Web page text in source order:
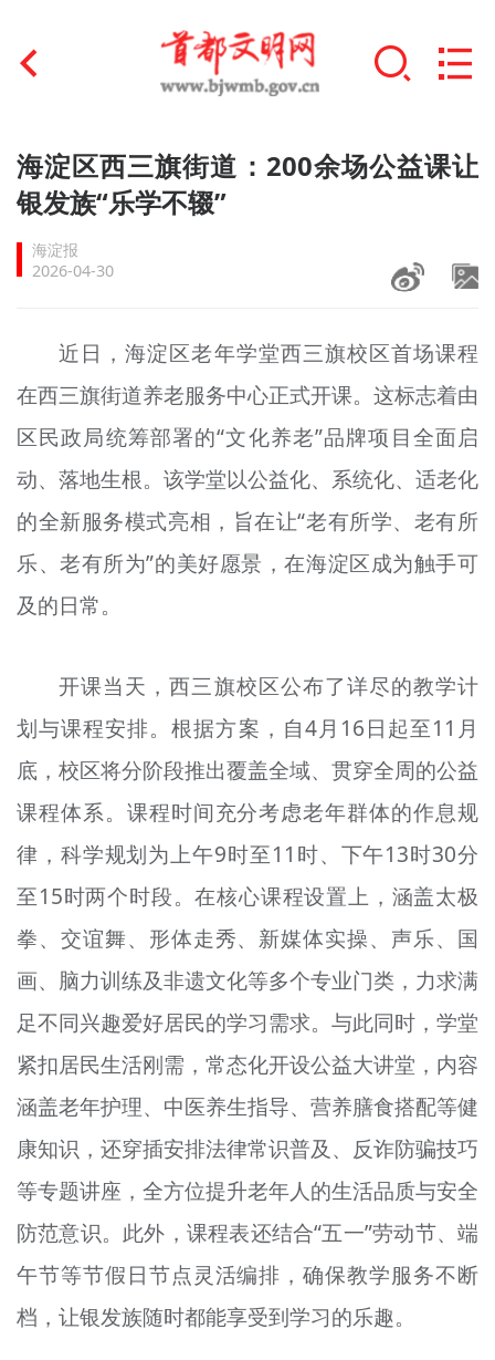
首页
文明创建
文明实践
未成年人思想道德建设
榜样人物
+
身边好人
文明评论
北京宣传文化引导基金
专题
资料库
+
海淀区西三旗街道：200余场公益课让
银发族“乐学不辍”
海淀报
2026-04-30
近日，海淀区老年学堂西三旗校区首场课程
在西三旗街道养老服务中心正式开课。这标志着由
区民政局统筹部署的“文化养老”品牌项目全面启
动、落地生根。该学堂以公益化、系统化、适老化
的全新服务模式亮相，旨在让“老有所学、老有所
乐、老有所为”的美好愿景，在海淀区成为触手可
及的日常。
开课当天，西三旗校区公布了详尽的教学计
划与课程安排。根据方案，自4月16日起至11月
底，校区将分阶段推出覆盖全域、贯穿全周的公益
课程体系。课程时间充分考虑老年群体的作息规
律，科学规划为上午9时至11时、下午13时30分
至15时两个时段。在核心课程设置上，涵盖太极
拳、交谊舞、形体走秀、新媒体实操、声乐、国
画、脑力训练及非遗文化等多个专业门类，力求满
足不同兴趣爱好居民的学习需求。与此同时，学堂
紧扣居民生活刚需，常态化开设公益大讲堂，内容
涵盖老年护理、中医养生指导、营养膳食搭配等健
康知识，还穿插安排法律常识普及、反诈防骗技巧
等专题讲座，全方位提升老年人的生活品质与安全
防范意识。此外，课程表还结合“五一”劳动节、端
午节等节假日节点灵活编排，确保教学服务不断
档，让银发族随时都能享受到学习的乐趣。